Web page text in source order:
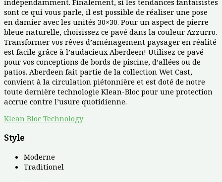
sont ce qui vous parle, il est possible de réaliser une pose
en damier avec les unités 30×30. Pour un aspect de pierre
bleue naturelle, choisissez ce pavé dans la couleur Azzurro.
Transformer vos rêves d’aménagement paysager en réalité
est facile grâce à l’audacieux Aberdeen! Utilisez ce pavé
pour vos conceptions de bords de piscine, d’allées ou de
patios. Aberdeen fait partie de la collection Wet Cast,
convient à la circulation piétonnière et est doté de notre
toute dernière technologie Klean-Bloc pour une protection
accrue contre l’usure quotidienne.
Klean Bloc Technology
Style
Moderne
Traditionel